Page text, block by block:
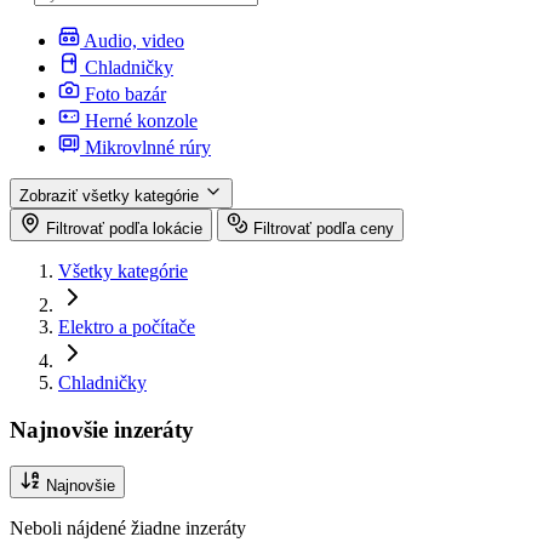
Audio, video
Chladničky
Foto bazár
Herné konzole
Mikrovlnné rúry
Zobraziť všetky kategórie
Filtrovať podľa lokácie
Filtrovať podľa ceny
Všetky kategórie
Elektro a počítače
Chladničky
Najnovšie inzeráty
Najnovšie
Neboli nájdené žiadne inzeráty